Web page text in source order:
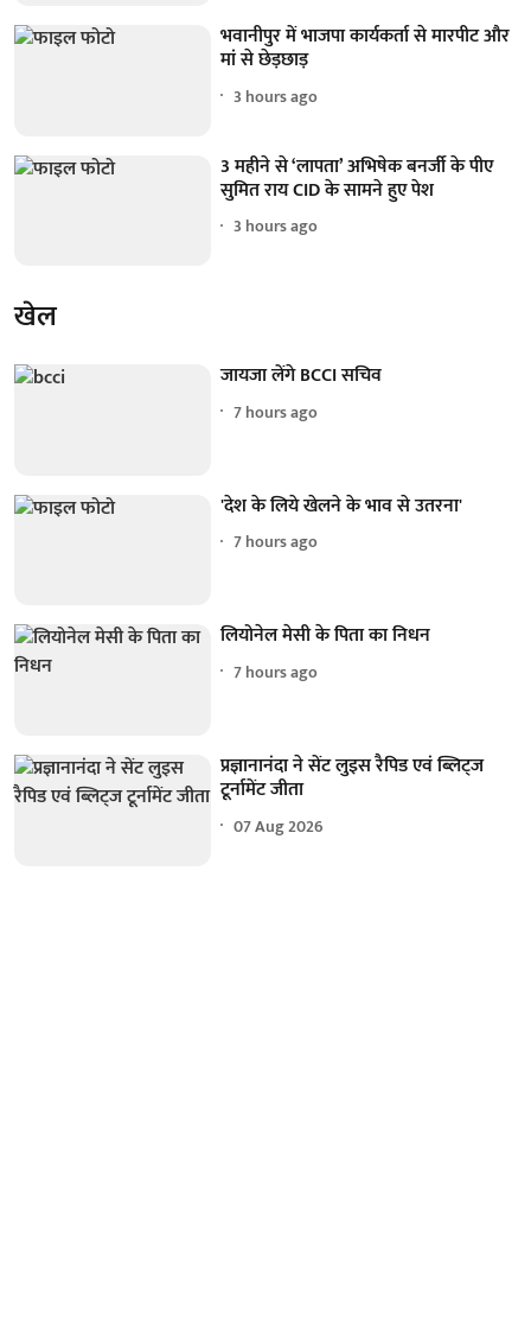
भवानीपुर में भाजपा कार्यकर्ता से मारपीट और
मां से छेड़छाड़
3 hours ago
3 महीने से ‘लापता’ अभिषेक बनर्जी के पीए
सुमित राय CID के सामने हुए पेश
3 hours ago
खेल
जायजा लेंगे BCCI सचिव
7 hours ago
'देश के लिये खेलने के भाव से उतरना'
7 hours ago
लियोनेल मेसी के पिता का निधन
7 hours ago
प्रज्ञानानंदा ने सेंट लुइस रैपिड एवं ब्लिट्ज
टूर्नामेंट जीता
07 Aug 2026